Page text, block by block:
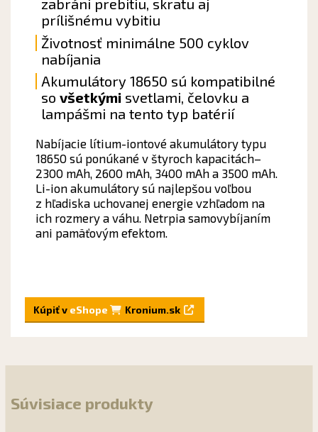
zabráni prebitiu, skratu aj
prílišnému vybitiu
Životnosť minimálne 500 cyklov
nabíjania
Akumulátory 18650 sú kompatibilné
so všetkýmisvetlami, čelovku a
lampášmi na tento typ batérií
Nabíjacie lítium-iontové akumulátory typu
18650 sú ponúkané v štyroch kapacitách–
2300 mAh, 2600 mAh, 3400 mAh a 3500 mAh.
Li-ion akumulátory sú najlepšou voľbou
z hľadiska uchovanej energie vzhľadom na
ich rozmery a váhu. Netrpia samovybíjaním
ani pamäťovým efektom.
Kúpiť v eShope Kronium.sk
Súvisiace produkty